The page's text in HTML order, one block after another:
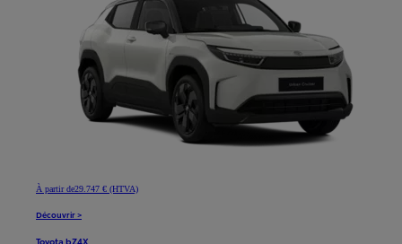
À partir de29.747 € (HTVA)
Découvrir >
Toyota bZ4X